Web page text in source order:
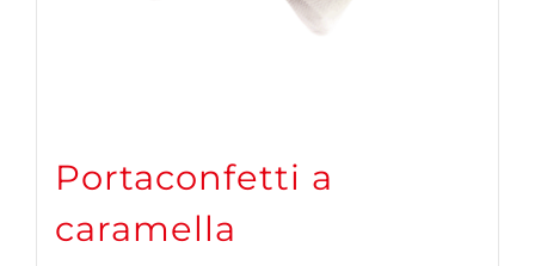
Portaconfetti a
caramella